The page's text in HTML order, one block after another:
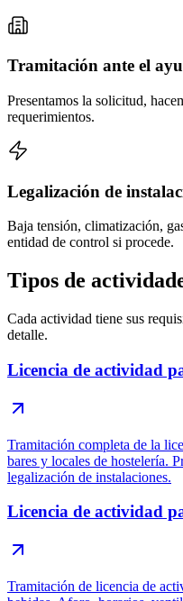
Tramitación ante el
Presentamos la solicitud,
requerimientos.
Legalización de
Baja tensión, climatización,
entidad de control si procede.
Tipos de
Cada actividad tiene sus
detalle.
Licencia de actividad
Tramitación completa de la
bares y locales de hostelería.
legalización de instalaciones.
Licencia de actividad
Tramitación de licencia de